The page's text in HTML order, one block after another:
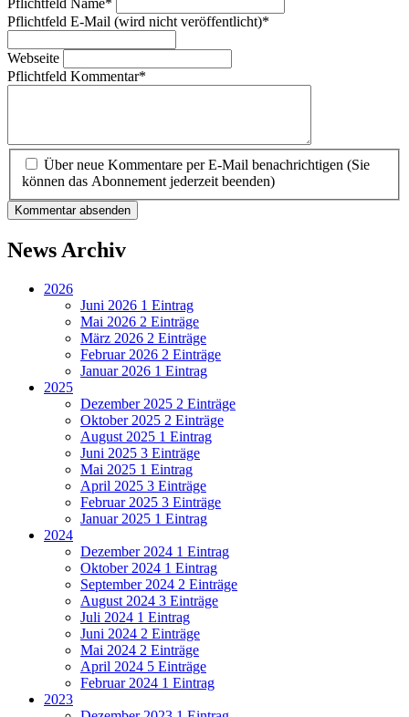
Pflichtfeld E-Mail (wird nicht veröffentlicht)*
Webseite
Pflichtfeld Kommentar*
Über neue Kommentare per E-Mail benachrichtigen (Sie
können das Abonnement jederzeit beenden)
Kommentar absenden
News Archiv
2026
Juni 2026 1 Eintrag
Mai 2026 2 Einträge
März 2026 2 Einträge
Februar 2026 2 Einträge
Januar 2026 1 Eintrag
2025
Dezember 2025 2 Einträge
Oktober 2025 2 Einträge
August 2025 1 Eintrag
Juni 2025 3 Einträge
Mai 2025 1 Eintrag
April 2025 3 Einträge
Februar 2025 3 Einträge
Januar 2025 1 Eintrag
2024
Dezember 2024 1 Eintrag
Oktober 2024 1 Eintrag
September 2024 2 Einträge
August 2024 3 Einträge
Juli 2024 1 Eintrag
Juni 2024 2 Einträge
Mai 2024 2 Einträge
April 2024 5 Einträge
Februar 2024 1 Eintrag
2023